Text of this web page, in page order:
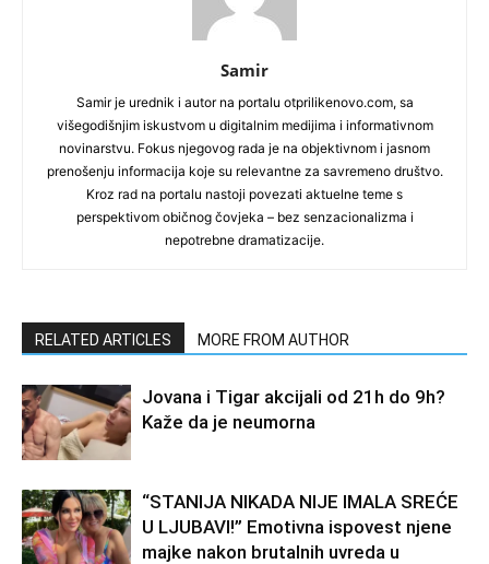
Samir
Samir je urednik i autor na portalu otprilikenovo.com, sa
višegodišnjim iskustvom u digitalnim medijima i informativnom
novinarstvu. Fokus njegovog rada je na objektivnom i jasnom
prenošenju informacija koje su relevantne za savremeno društvo.
Kroz rad na portalu nastoji povezati aktuelne teme s
perspektivom običnog čovjeka – bez senzacionalizma i
nepotrebne dramatizacije.
RELATED ARTICLES MORE FROM AUTHOR
Jovana i Tigar akcijali od 21h do 9h?
Kaže da je neumorna
“STANIJA NIKADA NIJE IMALA SREĆE
U LJUBAVI!” Emotivna ispovest njene
majke nakon brutalnih uvreda u